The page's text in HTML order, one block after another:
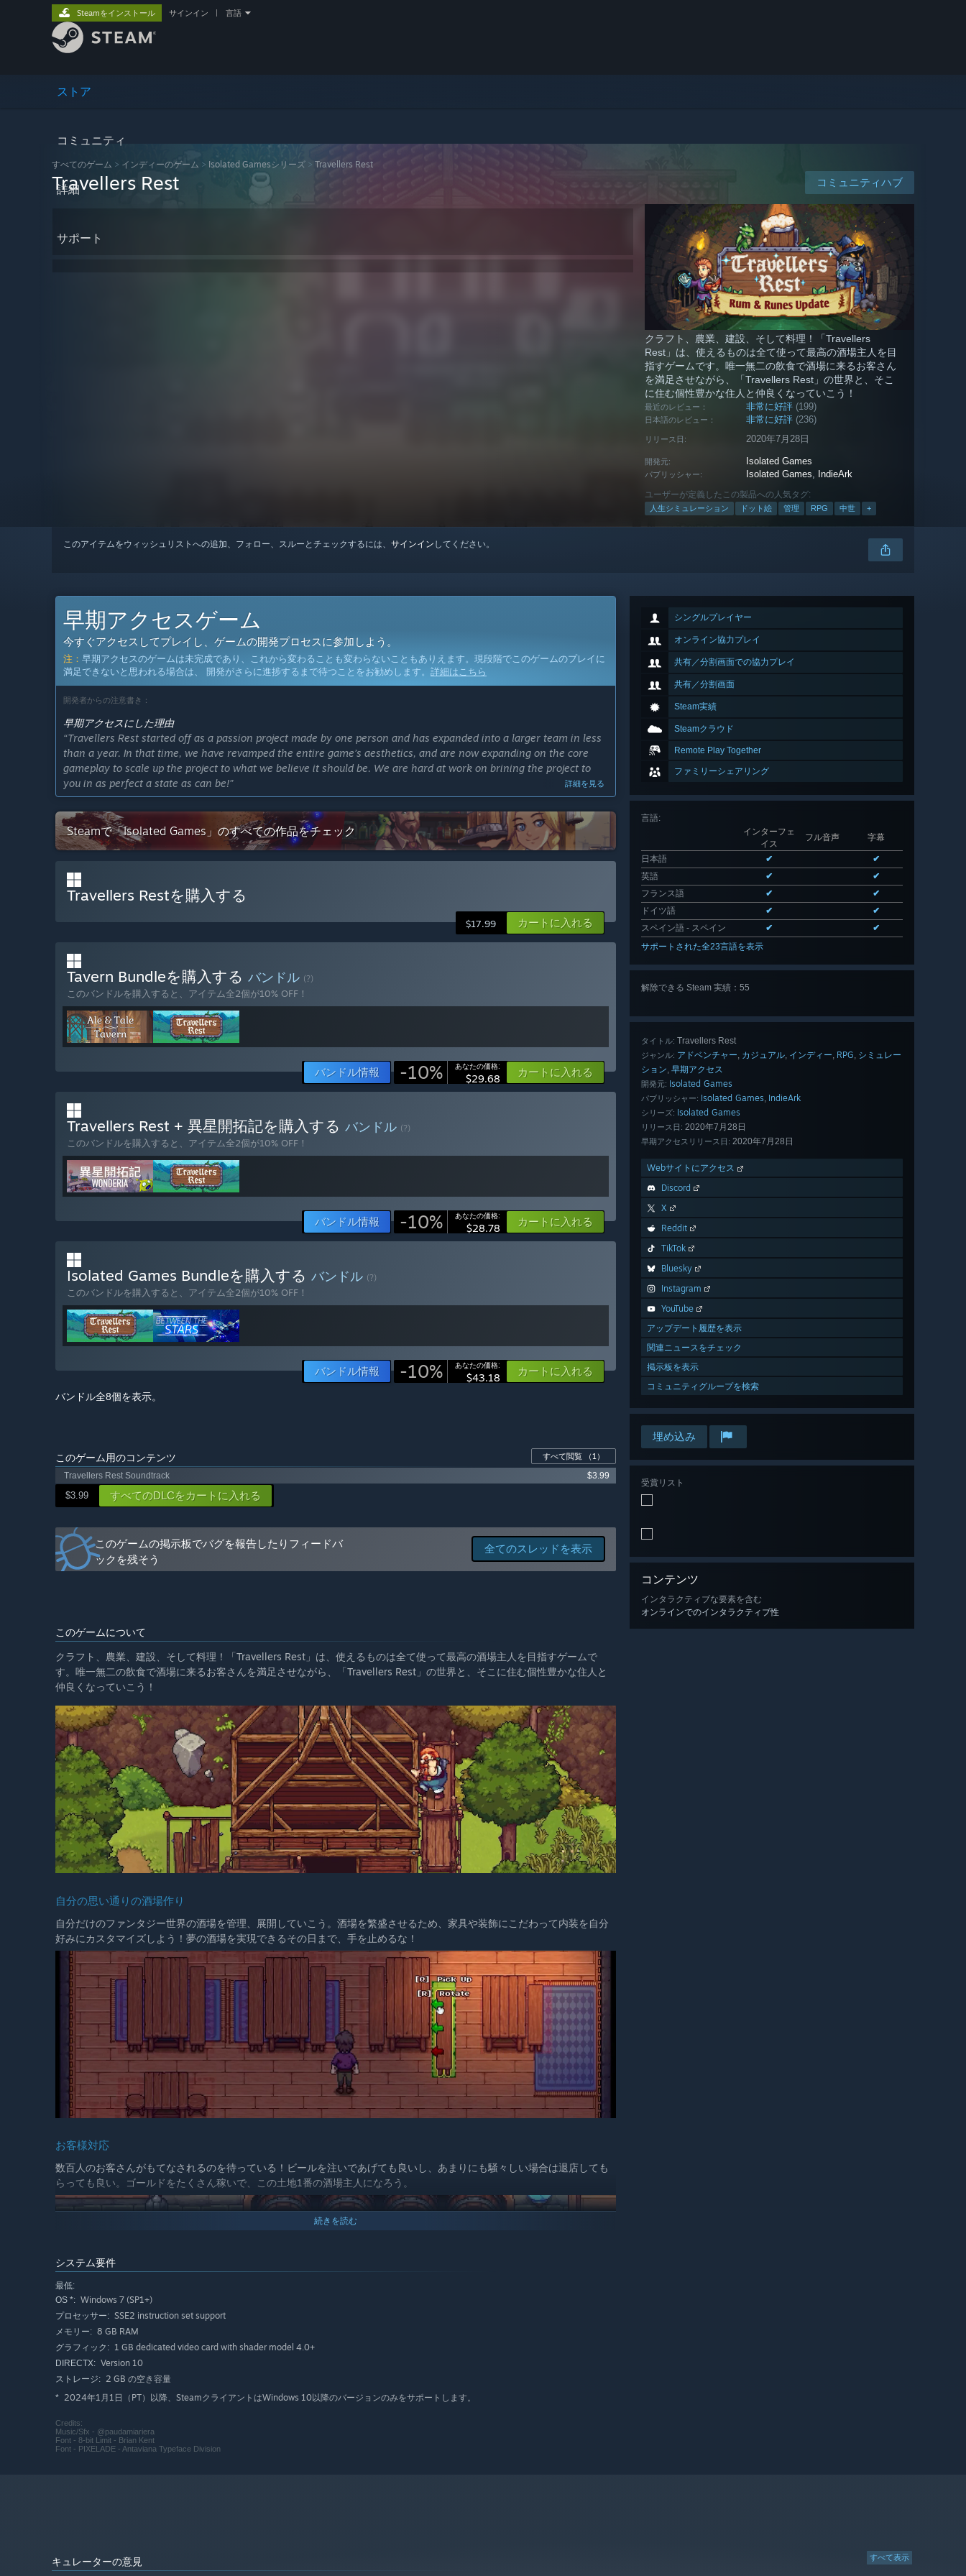
ストア
コミュニティ
詳細
サポート
Steamをインストール サインイン 言語
すべてのゲーム > インディーのゲーム > Isolated Gamesシリーズ > Travellers Rest
コミュニティハブ
Travellers Rest
クラフト、農業、建設、そして料理！「Travellers
Rest」は、使えるものは全て使って最高の酒場主人を目
指すゲームです。唯一無二の飲食で酒場に来るお客さん
を満足させながら、「Travellers Rest」の世界と、そこ
に住む個性豊かな住人と仲良くなっていこう！
最近のレビュー： 非常に好評 (199)
日本語のレビュー： 非常に好評 (236)
リリース日: 2020年7月28日
開発元: Isolated Games
パブリッシャー: Isolated Games, IndieArk
ユーザーが定義したこの製品への人気タグ:
人生シミュレーション ドット絵 管理 RPG 中世 +
このアイテムをウィッシュリストへの追加、フォロー、スルーとチェックするには、 サインイン してください。
シングルプレイヤー
オンライン協力プレイ
共有／分割画面での協力プレイ
共有／分割画面
Steam実績
Steamクラウド
Remote Play Together
ファミリーシェアリング
言語:
インターフェ
イス
フル音声 字幕
日本語 ✔
✔
英語
✔
✔
フランス語
✔
✔
ドイツ語
✔
✔
スペイン語 - スペイン
✔
✔
サポートされた全23言語を表示
解除できる Steam 実績：55
タイトル: Travellers Rest
ジャンル: アドベンチャー, カジュアル, インディー, RPG, シミュレー
ション, 早期アクセス
開発元: Isolated Games
パブリッシャー: Isolated Games, IndieArk
シリーズ: Isolated Games
リリース日: 2020年7月28日
早期アクセスリリース日: 2020年7月28日
Webサイトにアクセス
Discord
X
Reddit
TikTok
Bluesky
Instagram
YouTube
アップデート履歴を表示
関連ニュースをチェック
掲示板を表示
コミュニティグループを検索
埋め込み
受賞リスト
コンテンツ
インタラクティブな要素を含む
オンラインでのインタラクティブ性
早期アクセスゲーム
今すぐアクセスしてプレイし、ゲームの開発プロセスに参加しよう。
注： 早期アクセスのゲームは未完成であり、これから変わることも変わらないこともありえます。現段階でこのゲームのプレイに
満足できないと思われる場合は、 開発がさらに進捗するまで待つことをお勧めします。 詳細はこちら
開発者からの注意書き：
早期アクセスにした理由
“Travellers Rest started off as a passion project made by one person and has expanded into a larger team in less
than a year. In that time, we have revamped the entire game’s aesthetics, and are now expanding on the core
gameplay to scale up the project to what we believe it should be. We are hard at work on brining the project to
you in as perfect a state as can be!”
“We plan on integrating the game’s full map and gameplay cycle prior to launching 1.0. This includes lore, story
and social interactions as well as Multiplayer. Once all of these features are complete, we will transition to 1.0.”
“"下記内容を含め、ご希望頂いたゲーム機能は全部追加していく予定です：
食べ物と飲み物のレシピ
酒場に使うアイテムと家具
コレクション要素・実績
魔法！
装飾品・カストマイズ
プレイヤーのフィードバックや意見によって開発の方向性が決められます。"”
早期アクセスバージョンの現状はどうなっていますか？
“実装済みの酒場の基本機能や制作機能は下記の通りです。
酒場の建造システム
イベント
オリジナル・サウンドトラック！
酒場の評判、経験値、テクツリーなどのRPG要素
地元の村と村民
沢山の収集と製作が可能なアイテム
ゲームについてのフィードバックやご意見がございましたら、是非ご連絡ください。”
“開発中にご応援頂いたお礼として、値段は低く設定しております。正式リリースに近づくに連れて値段は高くなってい
コミュニティは開発プロセスにどのように関わることができますか？
“ご連絡はDiscordのサーバー、Redditのコミュニティー、メール、Steam掲示板、Twitterなどで対応いたします。今後
頂いたフィードバック、ご要望によってコンテンツ追加や修正を行っていきますので、是非皆様のアイディアを教えて下
った方々には誠に感謝いたします。”
詳細を見る
Steamで「Isolated Games」のすべての作品をチェック
Travellers Restを購入する
$17.99 カートに入れる
Tavern Bundleを購入する バンドル (?)
このバンドルを購入すると、アイテム全2個が10% OFF！
バンドル情報 -10% あなたの価格:
$29.68 カートに入れる
Travellers Rest + 異星開拓記を購入する バンドル (?)
このバンドルを購入すると、アイテム全2個が10% OFF！
バンドル情報 -10% あなたの価格:
$28.78 カートに入れる
Isolated Games Bundleを購入する バンドル (?)
このバンドルを購入すると、アイテム全2個が10% OFF！
バンドル情報 -10% あなたの価格:
$43.18 カートに入れる
バンドル全8個を表示。
このゲーム用のコンテンツ すべて閲覧
（1）
Travellers Rest Soundtrack
$3.99
$3.99 すべてのDLCをカートに入れる
全てのスレッドを表示
このゲームの掲示板でバグを報告したりフィードバ
ックを残そう
このゲームについて
クラフト、農業、建設、そして料理！「Travellers Rest」は、使えるものは全て使って最高の酒場主人を目指すゲームで
す。唯一無二の飲食で酒場に来るお客さんを満足させながら、「Travellers Rest」の世界と、そこに住む個性豊かな住人と
仲良くなっていこう！
自分の思い通りの酒場作り
自分だけのファンタジー世界の酒場を管理、展開していこう。酒場を繁盛させるため、家具や装飾にこだわって内装を自分
好みにカスタマイズしよう！夢の酒場を実現できるその日まで、手を止めるな！
お客様対応
数百人のお客さんがもてなされるのを待っている！ビールを注いであげても良いし、あまりにも騒々しい場合は退店しても
らっても良い。ゴールドをたくさん稼いで、この土地1番の酒場主人になろう。
も必要になってきます。その他、酒場を最上級の場所にするため、数百種類にも及ぶアイテムや家具をクラフトしよう！
続きを読む
システム要件
最低:
OS *: Windows 7 (SP1+)
プロセッサー: SSE2 instruction set support
メモリー: 8 GB RAM
グラフィック: 1 GB dedicated video card with shader model 4.0+
DIRECTX: Version 10
ストレージ: 2 GB の空き容量
* 2024年1月1日（PT）以降、SteamクライアントはWindows 10以降のバージョンのみをサポートします。
Credits:
Music/Sfx - @paudamiariera
Font - 8-bit Limit - Brian Kent
Font - PIXELADE - Antaviana Typeface Division
すべて表示
キュレーターの意見